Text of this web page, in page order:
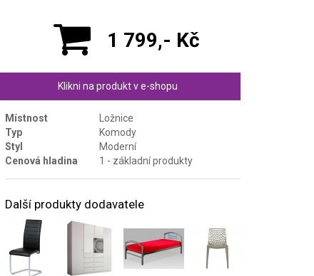
1 799,- Kč
Klikni na produkt v e-shopu
Místnost
Ložnice
Typ
Komody
Styl
Moderní
Cenová hladina
1 - základní produkty
Další produkty dodavatele